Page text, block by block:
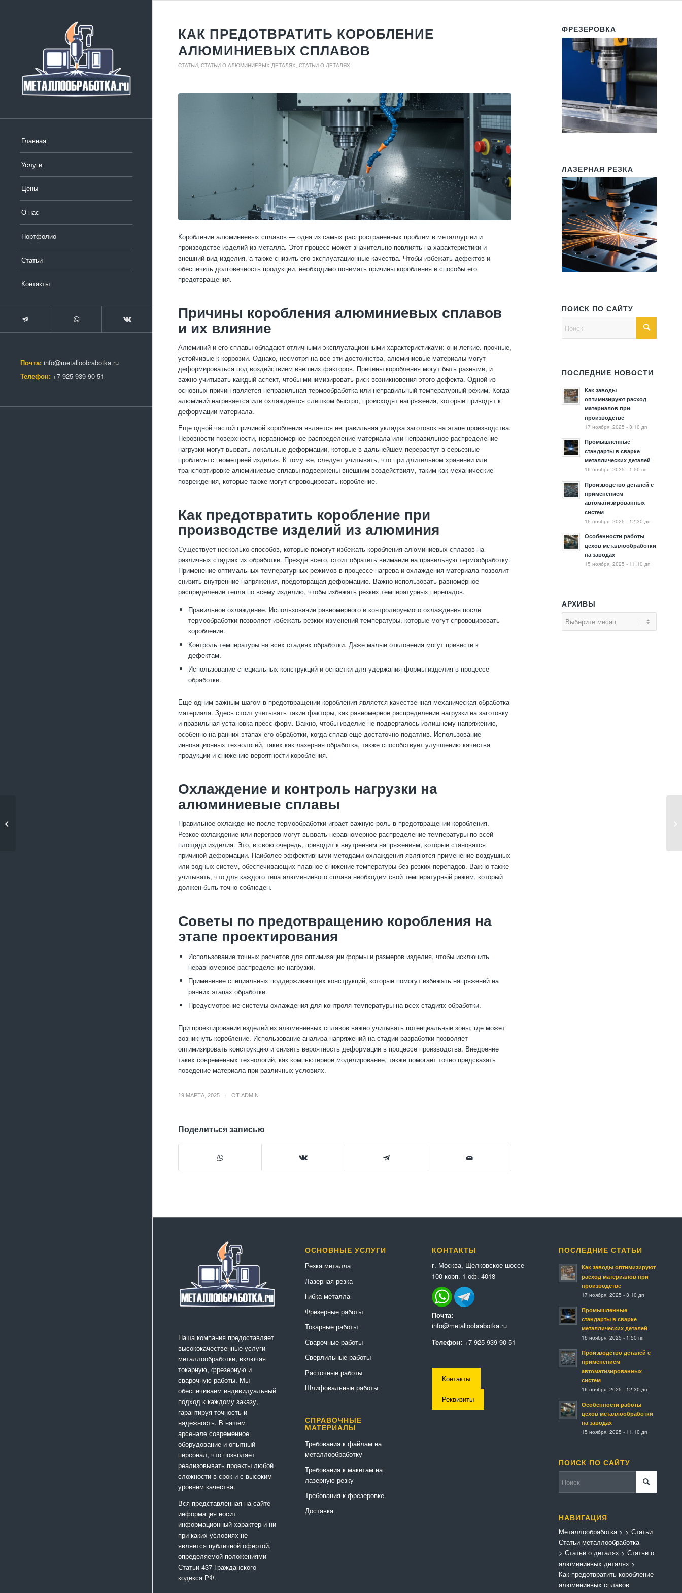
Главная
Услуги
Цены
О нас
Портфолио
Статьи
Контакты
Почта: info@metalloobrabotka.ru
Телефон: +7 925 939 90 51
КАК ПРЕДОТВРАТИТЬ КОРОБЛЕНИЕ
АЛЮМИНИЕВЫХ СПЛАВОВ
СТАТЬИ СТАТЬИ О АЛЮМИНИЕВЫХ ДЕТАЛЯХ СТАТЬИ О ДЕТАЛЯХ
Коробление алюминиевых сплавов — одна из самых распространенных проблем в металлургии и
производстве изделий из металла. Этот процесс может значительно повлиять на характеристики и
внешний вид изделия, а также снизить его эксплуатационные качества. Чтобы избежать дефектов и
обеспечить долговечность продукции, необходимо понимать причины коробления и способы его
предотвращения.
Причины коробления алюминиевых сплавов
и их влияние
Алюминий и его сплавы обладают отличными эксплуатационными характеристиками: они легкие, прочные,
устойчивые к коррозии. Однако, несмотря на все эти достоинства, алюминиевые материалы могут
деформироваться под воздействием внешних факторов. Причины коробления могут быть разными, и
важно учитывать каждый аспект, чтобы минимизировать риск возникновения этого дефекта. Одной из
основных причин является неправильная термообработка или неправильный температурный режим. Когда
алюминий нагревается или охлаждается слишком быстро, происходят напряжения, которые приводят к
деформации материала.
Еще одной частой причиной коробления является неправильная укладка заготовок на этапе производства.
Неровности поверхности, неравномерное распределение материала или неправильное распределение
нагрузки могут вызвать локальные деформации, которые в дальнейшем перерастут в серьезные
проблемы с геометрией изделия. К тому же, следует учитывать, что при длительном хранении или
транспортировке алюминиевые сплавы подвержены внешним воздействиям, таким как механические
повреждения, которые также могут спровоцировать коробление.
Как предотвратить коробление при
производстве изделий из алюминия
Существует несколько способов, которые помогут избежать коробления алюминиевых сплавов на
различных стадиях их обработки. Прежде всего, стоит обратить внимание на правильную термообработку.
Применение оптимальных температурных режимов в процессе нагрева и охлаждения материала позволит
снизить внутренние напряжения, предотвращая деформацию. Важно использовать равномерное
распределение тепла по всему изделию, чтобы избежать резких температурных перепадов.
Правильное охлаждение. Использование равномерного и контролируемого охлаждения после
термообработки позволяет избежать резких изменений температуры, которые могут спровоцировать
коробление.
Контроль температуры на всех стадиях обработки. Даже малые отклонения могут привести к
дефектам.
Использование специальных конструкций и оснастки для удержания формы изделия в процессе
обработки.
Еще одним важным шагом в предотвращении коробления является качественная механическая обработка
материала. Здесь стоит учитывать такие факторы, как равномерное распределение нагрузки на заготовку
и правильная установка пресс-форм. Важно, чтобы изделие не подвергалось излишнему напряжению,
особенно на ранних этапах его обработки, когда сплав еще достаточно податлив. Использование
инновационных технологий, таких как лазерная обработка, также способствует улучшению качества
продукции и снижению вероятности коробления.
Охлаждение и контроль нагрузки на
алюминиевые сплавы
Правильное охлаждение после термообработки играет важную роль в предотвращении коробления.
Резкое охлаждение или перегрев могут вызвать неравномерное распределение температуры по всей
площади изделия. Это, в свою очередь, приводит к внутренним напряжениям, которые становятся
причиной деформации. Наиболее эффективными методами охлаждения являются применение воздушных
или водных систем, обеспечивающих плавное снижение температуры без резких перепадов. Важно также
учитывать, что для каждого типа алюминиевого сплава необходим свой температурный режим, который
должен быть точно соблюден.
Советы по предотвращению коробления на
этапе проектирования
Использование точных расчетов для оптимизации формы и размеров изделия, чтобы исключить
неравномерное распределение нагрузки.
Применение специальных поддерживающих конструкций, которые помогут избежать напряжений на
ранних этапах обработки.
Предусмотрение системы охлаждения для контроля температуры на всех стадиях обработки.
При проектировании изделий из алюминиевых сплавов важно учитывать потенциальные зоны, где может
возникнуть коробление. Использование анализа напряжений на стадии разработки позволяет
оптимизировать конструкцию и снизить вероятность деформации в процессе производства. Внедрение
таких современных технологий, как компьютерное моделирование, также помогает точно предсказать
поведение материала при различных условиях.
19 МАРТА, 2025 ОТ ADMIN
Поделиться записью
ФРЕЗЕРОВКА
ЛАЗЕРНАЯ РЕЗКА
ПОИСК ПО САЙТУ
ПОСЛЕДНИЕ НОВОСТИ
Как заводы
оптимизируют расход
материалов при
производстве
17 ноября, 2025 - 3:10 дп
Промышленные
стандарты в сварке
металлических деталей
16 ноября, 2025 - 1:50 пп
Производство деталей с
применением
автоматизированных
систем
16 ноября, 2025 - 12:30 дп
Особенности работы
цехов металлообработки
на заводах
15 ноября, 2025 - 11:10 дп
АРХИВЫ
Наша компания предоставляет
высококачественные услуги
металлообработки, включая
токарную, фрезерную и
сварочную работы. Мы
обеспечиваем индивидуальный
подход к каждому заказу,
гарантируя точность и
надежность. В нашем
арсенале современное
оборудование и опытный
персонал, что позволяет
реализовывать проекты любой
сложности в срок и с высоким
уровнем качества.
Вся представленная на сайте
информация носит
информационный характер и ни
при каких условиях не
является публичной офертой,
определяемой положениями
Статьи 437 Гражданского
кодекса РФ.
ОСНОВНЫЕ УСЛУГИ
Резка металла
Лазерная резка
Гибка металла
Фрезерные работы
Токарные работы
Сварочные работы
Сверлильные работы
Расточные работы
Шлифовальные работы
СПРАВОЧНЫЕ
МАТЕРИАЛЫ
Требования к файлам на
металлообработку
Требования к макетам на
лазерную резку
Требования к фрезеровке
Доставка
КОНТАКТЫ
г. Москва, Щелковское шоссе
100 корп. 1 оф. 4018
Почта:
info@metalloobrabotka.ru
Телефон: +7 925 939 90 51
Контакты
Реквизиты
ПОСЛЕДНИЕ СТАТЬИ
Как заводы оптимизируют
расход материалов при
производстве
17 ноября, 2025 - 3:10 дп
Промышленные
стандарты в сварке
металлических деталей
16 ноября, 2025 - 1:50 пп
Производство деталей с
применением
автоматизированных
систем
16 ноября, 2025 - 12:30 дп
Особенности работы
цехов металлообработки
на заводах
15 ноября, 2025 - 11:10 дп
ПОИСК ПО САЙТУ
НАВИГАЦИЯ
Металлообработка>
Статьи металлообработка
> Статьи
> Статьи о деталях > Статьи о
алюминиевых деталях >
Как предотвратить коробление
алюминиевых сплавов